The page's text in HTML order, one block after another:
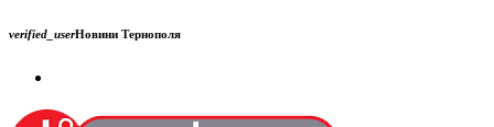
verified_userНовини Тернополя